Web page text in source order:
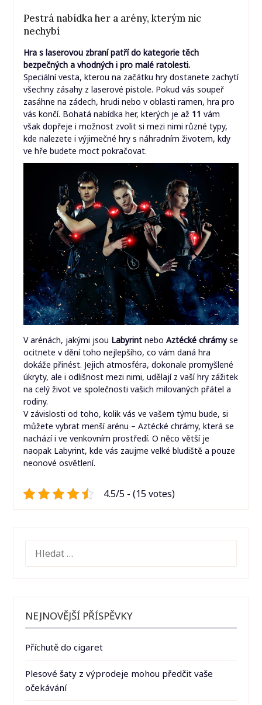
Pestrá nabídka her a arény, kterým nic
nechybí
Hra s laserovou zbraní patří do kategorie těch
bezpečných a vhodných i pro malé ratolesti.
Speciální vesta, kterou na začátku hry dostanete zachytí
všechny zásahy z laserové pistole. Pokud vás soupeř
zasáhne na zádech, hrudi nebo v oblasti ramen, hra pro
vás končí. Bohatá nabídka her, kterých je až 11 vám
však dopřeje i možnost zvolit si mezi nimi různé typy,
kde nalezete i výjimečné hry s náhradním životem, kdy
ve hře budete moct pokračovat.
V arénách, jakými jsou Labyrintnebo Aztécké chrámyse
ocitnete v dění toho nejlepšího, co vám daná hra
dokáže přinést. Jejich atmosféra, dokonale promyšlené
úkryty, ale i odlišnost mezi nimi, udělají z vaší hry zážitek
na celý život ve společnosti vašich milovaných přátel a
rodiny.
V závislosti od toho, kolik vás ve vašem týmu bude, si
můžete vybrat menší arénu – Aztécké chrámy, která se
nachází i ve venkovním prostředí. O něco větší je
naopak Labyrint, kde vás zaujme velké bludiště a pouze
neonové osvětlení.
4.5/5 - (15 votes)
NEJNOVĚJŠÍ PŘÍSPĚVKY
Příchutě do cigaret
Plesové šaty z výprodeje mohou předčit vaše
očekávání